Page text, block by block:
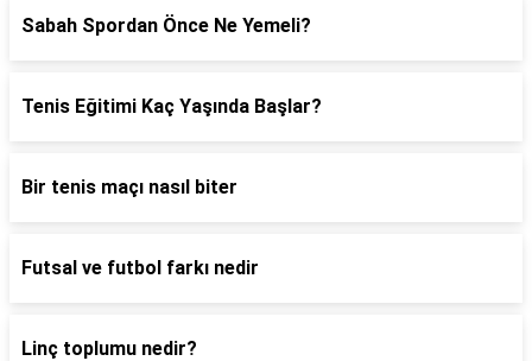
Sabah Spordan Önce Ne Yemeli?
Tenis Eğitimi Kaç Yaşında Başlar?
Bir tenis maçı nasıl biter
Futsal ve futbol farkı nedir
Linç toplumu nedir?